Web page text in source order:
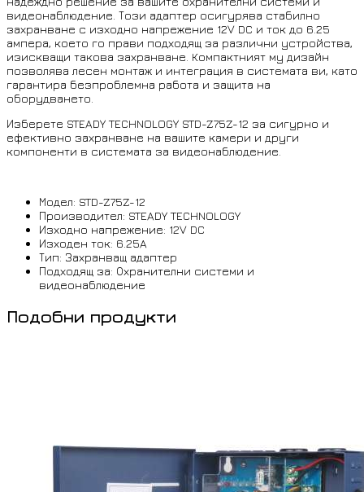
видеонаблюдение. Този адаптер осигурява стабилно
захранване с изходно напрежение 12V DC и ток до 6.25
ампера, което го прави подходящ за различни устройства,
изискващи такова захранване. Компактният му дизайн
позволява лесен монтаж и интеграция в системата ви, като
гарантира безпроблемна работа и защита на
оборудването.
Изберете STEADY TECHNOLOGY STD-Z75Z-12 за сигурно и
ефективно захранване на вашите камери и други
компоненти в системата за видеонаблюдение.
Модел: STD-Z75Z-12
Производител: STEADY TECHNOLOGY
Изходно напрежение: 12V DC
Изходен ток: 6.25A
Тип: Захранващ адаптер
Подходящ за: Охранителни системи и
видеонаблюдение
Подобни продукти